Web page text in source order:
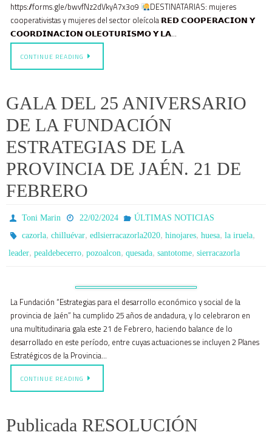
https://forms.gle/bwvfNz2dVkyA7x3o9
DESTINATARIAS: mujeres
cooperativistas y mujeres del sector oleícola 𝗥𝗘𝗗 𝗖𝗢𝗢𝗣𝗘𝗥𝗔𝗖𝗜𝗢𝗡 𝗬
𝗖𝗢𝗢𝗥𝗗𝗜𝗡𝗔𝗖𝗜𝗢𝗡 𝗢𝗟𝗘𝗢𝗧𝗨𝗥𝗜𝗦𝗠𝗢 𝗬 𝗟𝗔…
CONTINUE READING
GALA DEL 25 ANIVERSARIO
DE LA FUNDACIÓN
ESTRATEGIAS DE LA
PROVINCIA DE JAÉN. 21 DE
FEBRERO
Toni Marin 22/02/2024
ÚLTIMAS NOTICIAS
cazorla,chilluévar,edlsierracazorla2020,hinojares,huesa,la iruela,
leader, pealdebecerro, pozoalcon, quesada, santotome, sierracazorla
La Fundación “Estrategias para el desarrollo económico y social de la
provincia de Jaén” ha cumplido 25 años de andadura, y lo celebraron en
una multitudinaria gala este 21 de Febrero, haciendo balance de lo
desarrollado en este período, entre cuyas actuaciones se incluyen 2 Planes
Estratégicos de la Provincia…
CONTINUE READING
Publicada RESOLUCIÓN